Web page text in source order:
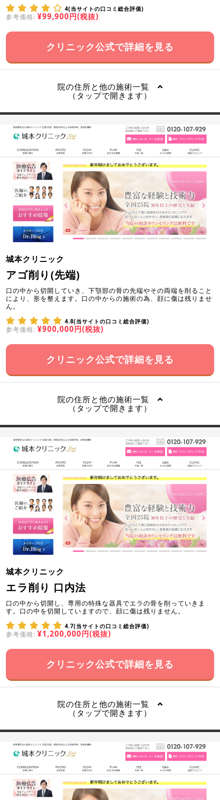
4(当サイトの口コミ総合評価)
参考価格: ¥99,900円(税抜)
クリニック公式で詳細を見る
院の住所と他の施術一覧
（タップで開きます）
城本クリニック
アゴ削り(先端)
口の中から切開していき、下顎部の骨の先端やその両端を削ること
により、形を整えます。口の中からの施術の為、顔に傷は残りませ
ん。
4.8(当サイトの口コミ総合評価)
参考価格: ¥900,000円(税抜)
クリニック公式で詳細を見る
院の住所と他の施術一覧
（タップで開きます）
城本クリニック
エラ削り 口内法
口の中から切開し、専用の特殊な器具でエラの骨を削っていきま
す。口の中を切開していますので、顔に傷は残りません。
4.7(当サイトの口コミ総合評価)
参考価格: ¥1,200,000円(税抜)
クリニック公式で詳細を見る
院の住所と他の施術一覧
（タップで開きます）